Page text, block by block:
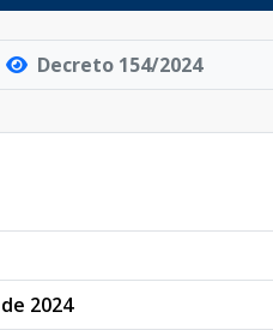
Decreto 154/2024
2024